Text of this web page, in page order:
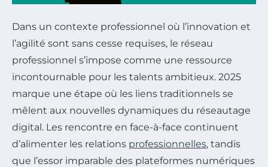
Dans un contexte professionnel où l’innovation et
l’agilité sont sans cesse requises, le réseau
professionnel s’impose comme une ressource
incontournable pour les talents ambitieux. 2025
marque une étape où les liens traditionnels se
mêlent aux nouvelles dynamiques du réseautage
digital. Les rencontre en face-à-face continuent
d’alimenter les relations professionnelles, tandis
que l’essor imparable des plateformes numériques